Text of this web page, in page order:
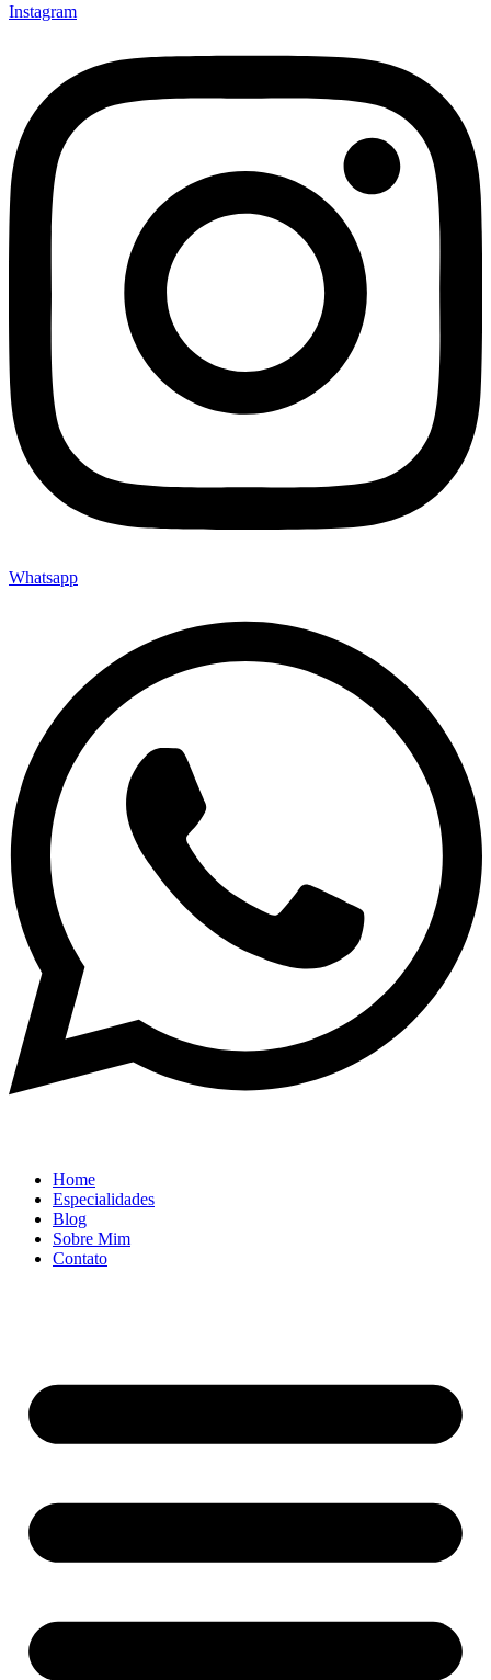
Instagram
Whatsapp
Home
Especialidades
Blog
Sobre Mim
Contato